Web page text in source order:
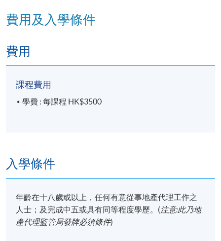
修業期
7 講
每講3小時
費用及入學條件
費用
課程費用
學費 : 每課程 HK$3500
入學條件
年齡在十八歲或以上，任何有意從事地產代理工作之
人士；及完成中五或具有同等程度學歷。(注意:此乃地
產代理監管局發牌必須條件)